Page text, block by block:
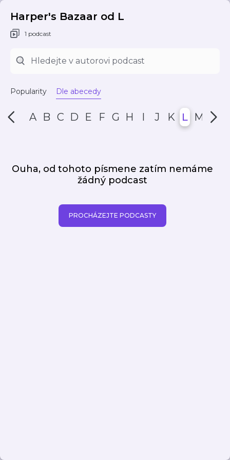
Harper's Bazaar od L
1 podcast
Popularity Dle abecedy
A B C D E F G H I J K L M N
Ouha, od tohoto písmene zatím nemáme
žádný podcast
PROCHÁZEJTE PODCASTY